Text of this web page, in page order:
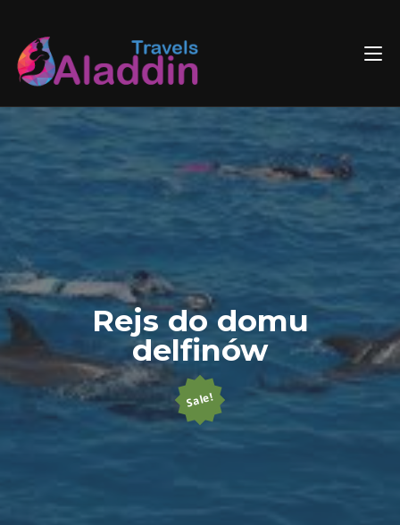
content
Rejs do domu
delfinów
Sale!